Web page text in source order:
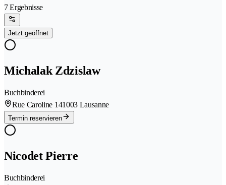
7 Ergebnisse
Jetzt geöffnet
Michalak Zdzislaw
Buchbinderei
Rue Caroline 141003 Lausanne
Termin reservieren
Nicodet Pierre
Buchbinderei